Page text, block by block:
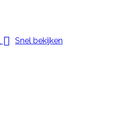
 Snel bekijken